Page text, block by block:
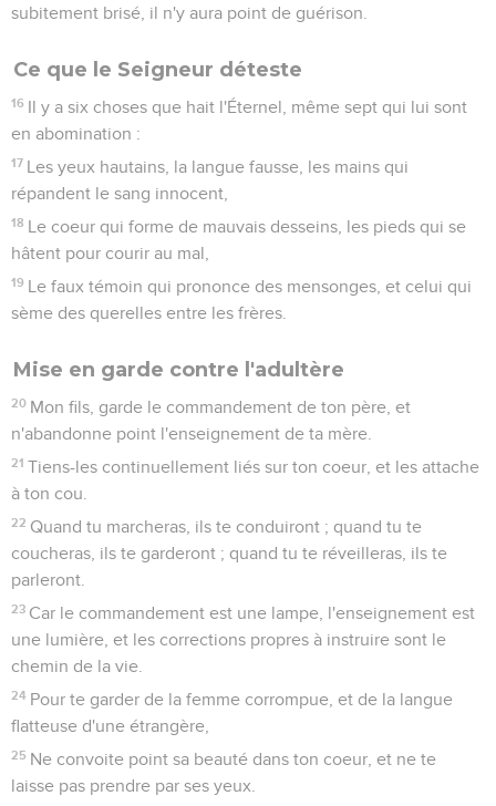
subitement brisé, il n'y aura point de guérison.
Ce que le Seigneur déteste
16 Il y a six choses que hait l'Éternel, même sept qui lui sont
en abomination :
17 Les yeux hautains, la langue fausse, les mains qui
répandent le sang innocent,
18 Le coeur qui forme de mauvais desseins, les pieds qui se
hâtent pour courir au mal,
19 Le faux témoin qui prononce des mensonges, et celui qui
sème des querelles entre les frères.
Mise en garde contre l'adultère
20 Mon fils, garde le commandement de ton père, et
n'abandonne point l'enseignement de ta mère.
21 Tiens-les continuellement liés sur ton coeur, et les attache
à ton cou.
22 Quand tu marcheras, ils te conduiront ; quand tu te
coucheras, ils te garderont ; quand tu te réveilleras, ils te
parleront.
23 Car le commandement est une lampe, l'enseignement est
une lumière, et les corrections propres à instruire sont le
chemin de la vie.
24 Pour te garder de la femme corrompue, et de la langue
flatteuse d'une étrangère,
25 Ne convoite point sa beauté dans ton coeur, et ne te
laisse pas prendre par ses yeux.